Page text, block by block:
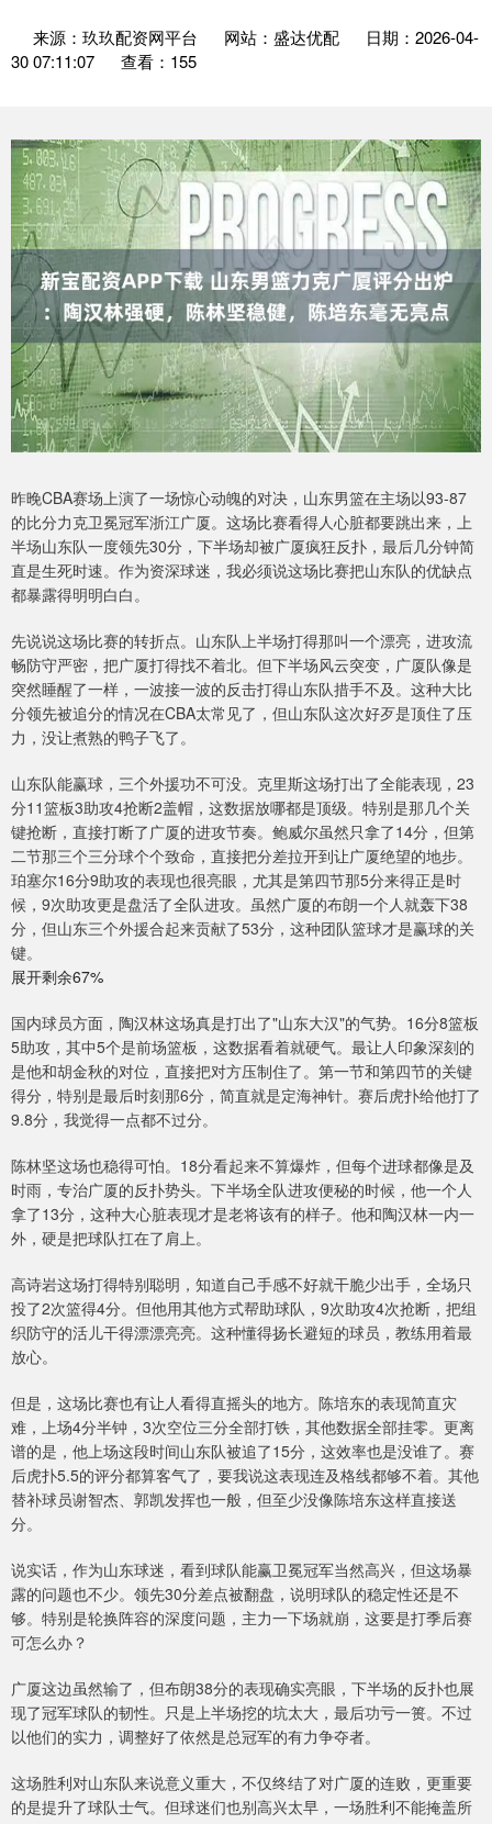
来源：玖玖配资网平台 网站：盛达优配
日期：2026-04-
30 07:11:07
查看：155
昨晚CBA赛场上演了一场惊心动魄的对决，山东男篮在主场以93-87
的比分力克卫冕冠军浙江广厦。这场比赛看得人心脏都要跳出来，上
半场山东队一度领先30分，下半场却被广厦疯狂反扑，最后几分钟简
直是生死时速。作为资深球迷，我必须说这场比赛把山东队的优缺点
都暴露得明明白白。
先说说这场比赛的转折点。山东队上半场打得那叫一个漂亮，进攻流
畅防守严密，把广厦打得找不着北。但下半场风云突变，广厦队像是
突然睡醒了一样，一波接一波的反击打得山东队措手不及。这种大比
分领先被追分的情况在CBA太常见了，但山东队这次好歹是顶住了压
力，没让煮熟的鸭子飞了。
山东队能赢球，三个外援功不可没。克里斯这场打出了全能表现，23
分11篮板3助攻4抢断2盖帽，这数据放哪都是顶级。特别是那几个关
键抢断，直接打断了广厦的进攻节奏。鲍威尔虽然只拿了14分，但第
二节那三个三分球个个致命，直接把分差拉开到让广厦绝望的地步。
珀塞尔16分9助攻的表现也很亮眼，尤其是第四节那5分来得正是时
候，9次助攻更是盘活了全队进攻。虽然广厦的布朗一个人就轰下38
分，但山东三个外援合起来贡献了53分，这种团队篮球才是赢球的关
键。
展开剩余67%
国内球员方面，陶汉林这场真是打出了"山东大汉"的气势。16分8篮板
5助攻，其中5个是前场篮板，这数据看着就硬气。最让人印象深刻的
是他和胡金秋的对位，直接把对方压制住了。第一节和第四节的关键
得分，特别是最后时刻那6分，简直就是定海神针。赛后虎扑给他打了
9.8分，我觉得一点都不过分。
陈林坚这场也稳得可怕。18分看起来不算爆炸，但每个进球都像是及
时雨，专治广厦的反扑势头。下半场全队进攻便秘的时候，他一个人
拿了13分，这种大心脏表现才是老将该有的样子。他和陶汉林一内一
外，硬是把球队扛在了肩上。
高诗岩这场打得特别聪明，知道自己手感不好就干脆少出手，全场只
投了2次篮得4分。但他用其他方式帮助球队，9次助攻4次抢断，把组
织防守的活儿干得漂漂亮亮。这种懂得扬长避短的球员，教练用着最
放心。
但是，这场比赛也有让人看得直摇头的地方。陈培东的表现简直灾
难，上场4分半钟，3次空位三分全部打铁，其他数据全部挂零。更离
谱的是，他上场这段时间山东队被追了15分，这效率也是没谁了。赛
后虎扑5.5的评分都算客气了，要我说这表现连及格线都够不着。其他
替补球员谢智杰、郭凯发挥也一般，但至少没像陈培东这样直接送
分。
说实话，作为山东球迷，看到球队能赢卫冕冠军当然高兴，但这场暴
露的问题也不少。领先30分差点被翻盘，说明球队的稳定性还是不
够。特别是轮换阵容的深度问题，主力一下场就崩，这要是打季后赛
可怎么办？
广厦这边虽然输了，但布朗38分的表现确实亮眼，下半场的反扑也展
现了冠军球队的韧性。只是上半场挖的坑太大，最后功亏一篑。不过
以他们的实力，调整好了依然是总冠军的有力争夺者。
这场胜利对山东队来说意义重大，不仅终结了对广厦的连败，更重要
的是提升了球队士气。但球迷们也别高兴太早，一场胜利不能掩盖所